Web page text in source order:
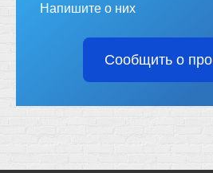
Напишите о них
Сообщить о